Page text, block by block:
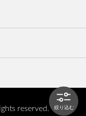
reserved.